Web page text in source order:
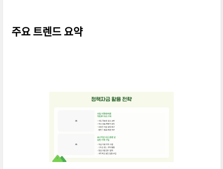
주요 트렌드 요약